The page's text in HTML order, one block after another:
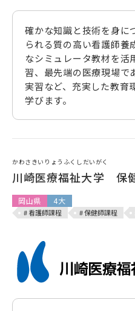
確かな知識と技術を身に
られる質の高い看護師養
なシミュレータ教材を活
習、最先端の医療現場で
実習など、充実した教育
学びます。
かわさきいりょうふくしだいがく
川崎医療福祉大学 保
岡山県 4大
# 看護師課程 # 保健師課程